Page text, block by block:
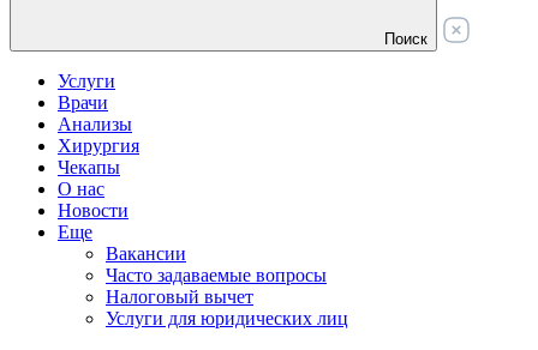
Поиск
Услуги
Врачи
Анализы
Хирургия
Чекапы
О нас
Новости
Еще
Вакансии
Часто задаваемые вопросы
Налоговый вычет
Услуги для юридических лиц